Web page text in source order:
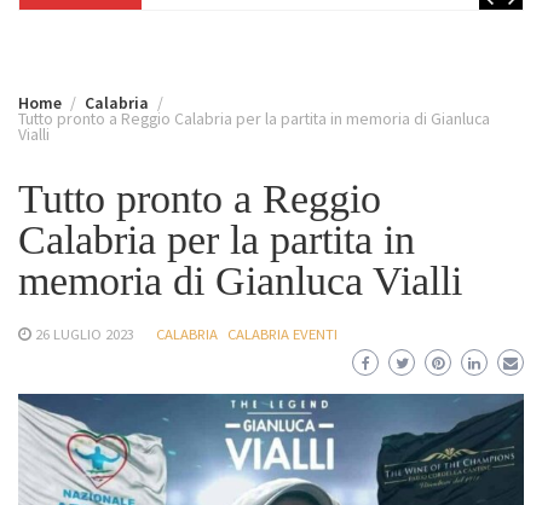
Home Calabria
Tutto pronto a Reggio Calabria per la partita in memoria di Gianluca
Vialli
Tutto pronto a Reggio
Calabria per la partita in
memoria di Gianluca Vialli
26 LUGLIO 2023 CALABRIA CALABRIA EVENTI